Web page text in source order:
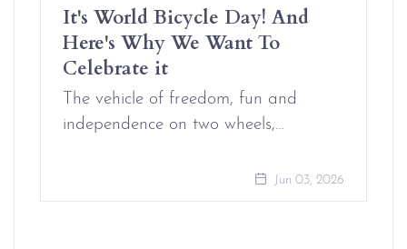
It's World Bicycle Day! And
Here's Why We Want To
Celebrate it
The vehicle of freedom, fun and
independence on two wheels,…
Jun 03, 2026